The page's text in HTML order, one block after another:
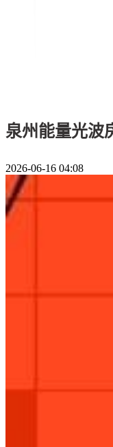
泉州能量光波
2026-06-16 04:08